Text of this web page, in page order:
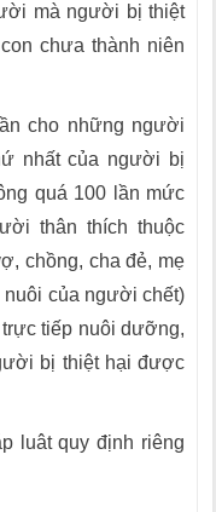
mà người bị thiệt
chưa thành niên
cho những người
nhất của người bị
quá 100 lần mức
thân thích thuộc
chồng, cha đẻ, mẹ
nuôi của người chết)
tiếp nuôi dưỡng,
bị thiệt hại được
luât quy định riêng